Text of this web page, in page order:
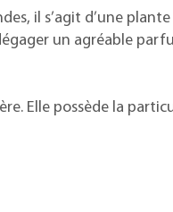
il s’agit d’une
un agréable
Elle possède la